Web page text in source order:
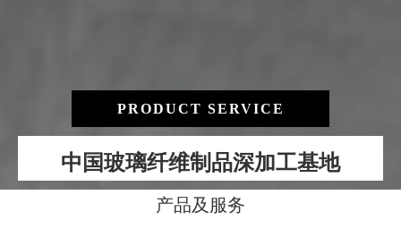
PRODUCT SERVICE
中国玻璃纤维制品深加工基地
产品及服务